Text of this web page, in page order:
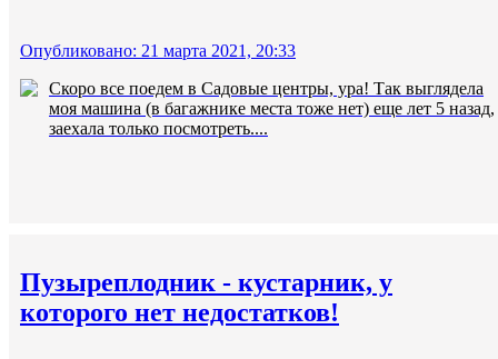
Опубликовано: 21 марта 2021, 20:33
Скоро все поедем в Садовые центры, ура! Так выглядела
моя машина (в багажнике места тоже нет) еще лет 5 назад,
заехала только посмотреть....
Пузыреплодник - кустарник, у
которого нет недостатков!